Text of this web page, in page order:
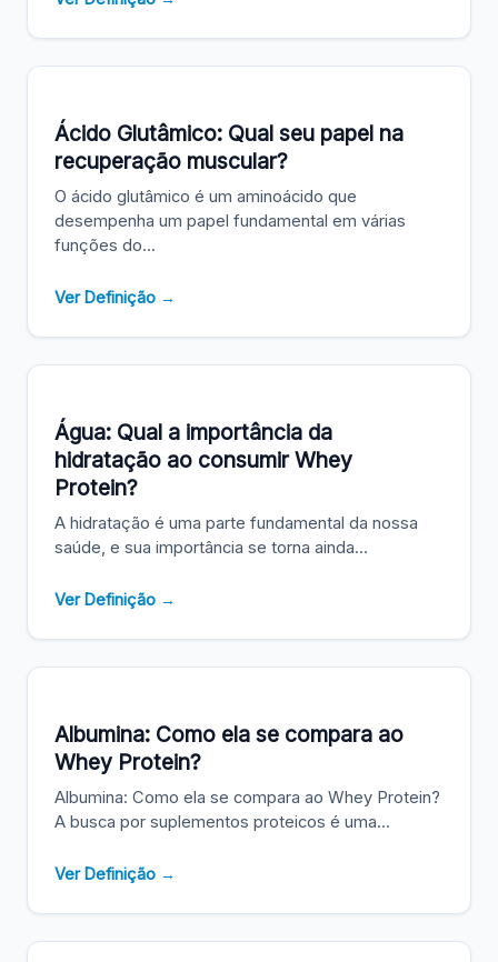
Ácido Glutâmico: Qual seu papel na
recuperação muscular?
O ácido glutâmico é um aminoácido que
desempenha um papel fundamental em várias
funções do...
Ver Definição →
Água: Qual a importância da
hidratação ao consumir Whey
Protein?
A hidratação é uma parte fundamental da nossa
saúde, e sua importância se torna ainda...
Ver Definição →
Albumina: Como ela se compara ao
Whey Protein?
Albumina: Como ela se compara ao Whey Protein?
A busca por suplementos proteicos é uma...
Ver Definição →